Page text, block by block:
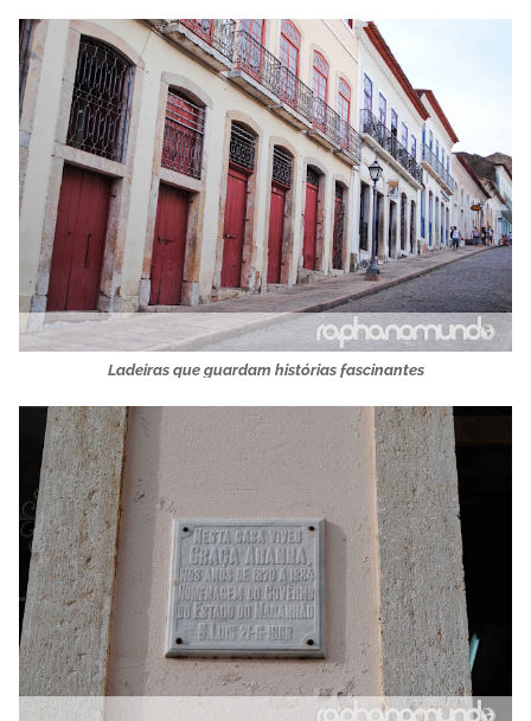
Ladeiras que guardam histórias fascinantes